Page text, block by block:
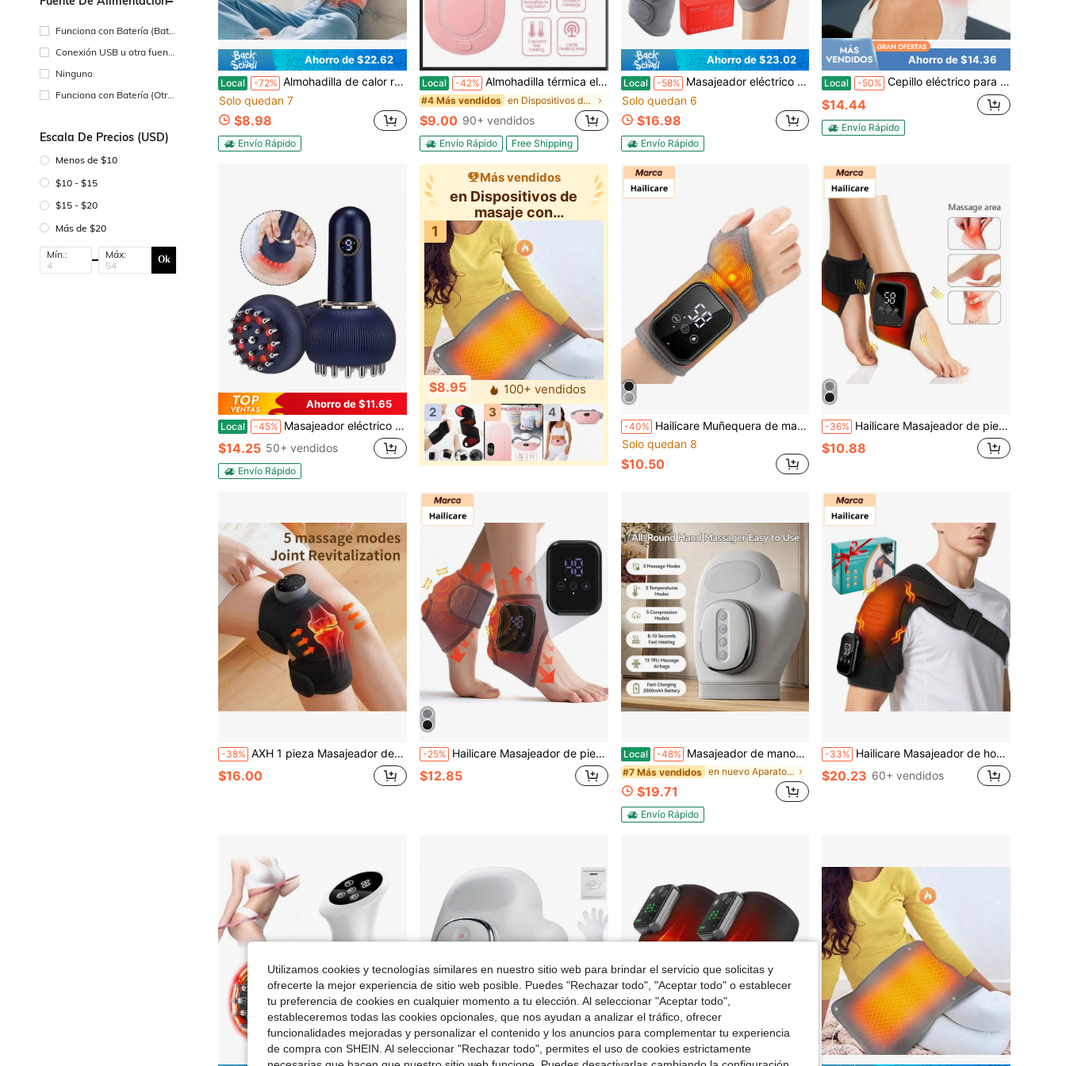
Funciona con Batería (Bate
ría Recargable)
Conexión USB u otra fuent
Ninguno
Funciona con Batería (Otra
Escala De Precios (USD)
Menos de $10
$10 - $15
$15 - $20
Más de $20
Mín.: Máx: Ok
Ahorro de $22.62
Local -72% Almohadilla de calor recargable portátil para alivio menstrual, cinturón masajeador con vibración y calor, alivia calambres menstruales, calienta abdomen. Cinturón térmico femenino: 5 niveles calor, 4 vibración, 2 modos temporizador, carga USB Tipo C, batería 1800 mAh
Solo quedan 7
$8.98
Envío Rápido
Local -42% Almohadilla térmica eléctrica, almohadilla térmica menstrual inalámbrica portátil, con múltiples modos ajustables, envoltura abdominal térmica, cinturón de compresa caliente eléctrico de regalo, adecuado para mujeres y niñas, como regalo para miembros de la familia, blanco y rosa
#4 Más vendidos en Dispositivos de masaje con calefacción
$9.00 90+ vendidos
Envío Rápido Free Shipping
Ahorro de $23.02
Local -58% Masajeador eléctrico de rodilla, almohadilla de calor para la rodilla, vibración a 3 velocidades, calor a 5 niveles, alivio de la molestia de la articulación de la rodilla. Diseño con botón táctil, pantalla, función antierror y temporizador. Con cable de carga.
Solo quedan 6
$16.98
Envío Rápido
Ahorro de $14.36
Local -50% Cepillo eléctrico para masaje abdominal y Gua Sha, usado para cuello, hombros, piernas, espalda y moldeado de la barriga, relajación muscular, perfecto como regalo de vacaciones para los padres.
$14.44
Envío Rápido
Ahorro de $11.65
Local -45% Masajeador eléctrico con compresión cálida, 9 niveles de vibración, recargable por USB, herramienta de masaje para todo el Body
$14.25 50+ vendidos
Envío Rápido
Más vendidos
en Dispositivos de
masaje con
calefacción
1
$8.95
100+ vendidos
2
3 4
-40% Hailicare Muñequera de masaje con 3 modos de vibración y 3 niveles de calentamiento | Alivia la fatiga del ratón | Universal para izquierda y derecha | Regalo ideal para Navidad
Solo quedan 8
$10.50
-36% Hailicare Masajeador de pies portátil con calefacción y vibración, protección de la articulación del tobillo con calefacción, masajeador de tobillo inalámbrico recargable por USB con función de calefacción, soporte de calefacción para la articulación del tobillo, calentador para fascitis plantar
$10.88
-38% AXH 1 pieza Masajeador de rodilla recargable y calentable, Almohadilla de rodilla calefactada 3D ajustable con modos de calentamiento y funciones de vibración
$16.00
-25% Hailicare Masajeador de pies portátil con calefacción y vibración, protección de la articulación del tobillo con calefacción, masajeador de tobillo inalámbrico recargable por USB con función de calefacción, soporte de calefacción para la articulación del tobillo, calentador para fascitis plantar
$12.85
Local -48% Masajeador de manos, masajeador de manos inalámbrico con 3 niveles de calor & 5 modos de compresión, presión para el túnel carpiano, regalos para mujeres y hombres
#7 Más vendidos en nuevo Aparato de masaje y relajación
$19.71
Envío Rápido
-33% Hailicare Masajeador de hombros con vibración y calefacción programada, 3 niveles de temperatura y modos de masaje, envoltura eléctrica inalámbrica con pantalla LED, unisex para relajación muscular, regalo de Navidad perfecto
$20.23 60+ vendidos
Utilizamos cookies y tecnologías similares en nuestro sitio web para brindar el servicio que solicitas y
ofrecerte la mejor experiencia de sitio web posible. Puedes "Rechazar todo", "Aceptar todo" o establecer
tu preferencia de cookies en cualquier momento a tu elección. Al seleccionar "Aceptar todo",
estableceremos todas las cookies opcionales, que nos ayudan a analizar el tráfico, ofrecer
funcionalidades mejoradas y personalizar el contenido y los anuncios para complementar tu experiencia
de compra con SHEIN. Al seleccionar "Rechazar todo", permites el uso de cookies estrictamente